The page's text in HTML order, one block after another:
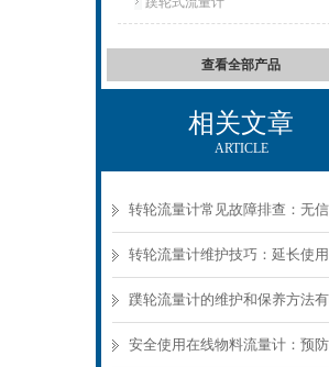
查看全部产品
相关文章
ARTICLE
转轮流量计常见故障排查：无
出的五大原因分析
转轮流量计维护技巧：延长使
的关键要点
蹼轮流量计的维护和保养方法
些？
安全使用在线物料流量计：预